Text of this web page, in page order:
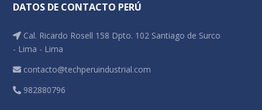
DATOS DE CONTACTO PERÚ
Cal. Ricardo Rosell 158 Dpto. 102 Santiago de Surco
- Lima - Lima
contacto@techperuindustrial.com
982880796